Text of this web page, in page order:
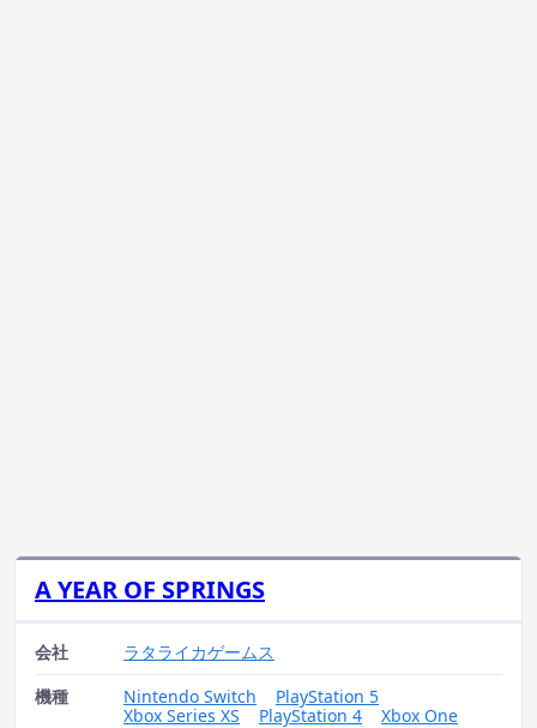
A YEAR OF SPRINGS
会社
ラタライカゲームス
機種
Nintendo Switch
PlayStation 5
Xbox Series XS
PlayStation 4
Xbox One